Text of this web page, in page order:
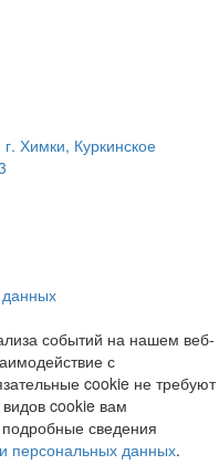
Химки, Куркинское
событий на нашем веб-
с
cookie не требуют
cookie вам
сведения
персональных данных.